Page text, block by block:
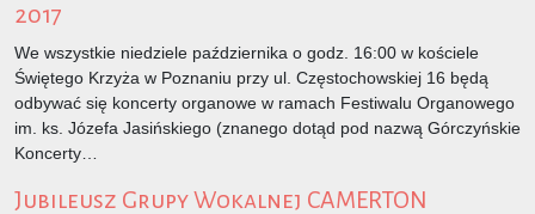
2017
We wszystkie niedziele października o godz. 16:00 w kościele
Świętego Krzyża w Poznaniu przy ul. Częstochowskiej 16 będą
odbywać się koncerty organowe w ramach Festiwalu Organowego
im. ks. Józefa Jasińskiego (znanego dotąd pod nazwą Górczyńskie
Koncerty…
Jubileusz Grupy Wokalnej CAMERTON